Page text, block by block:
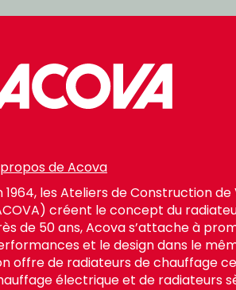
de Acova
1964, les Ateliers de Construction de
créent le concept du
de 50 ans, Acova s’attache à
et le design dans le
offre de radiateurs de chauffage
électrique et de radiateurs